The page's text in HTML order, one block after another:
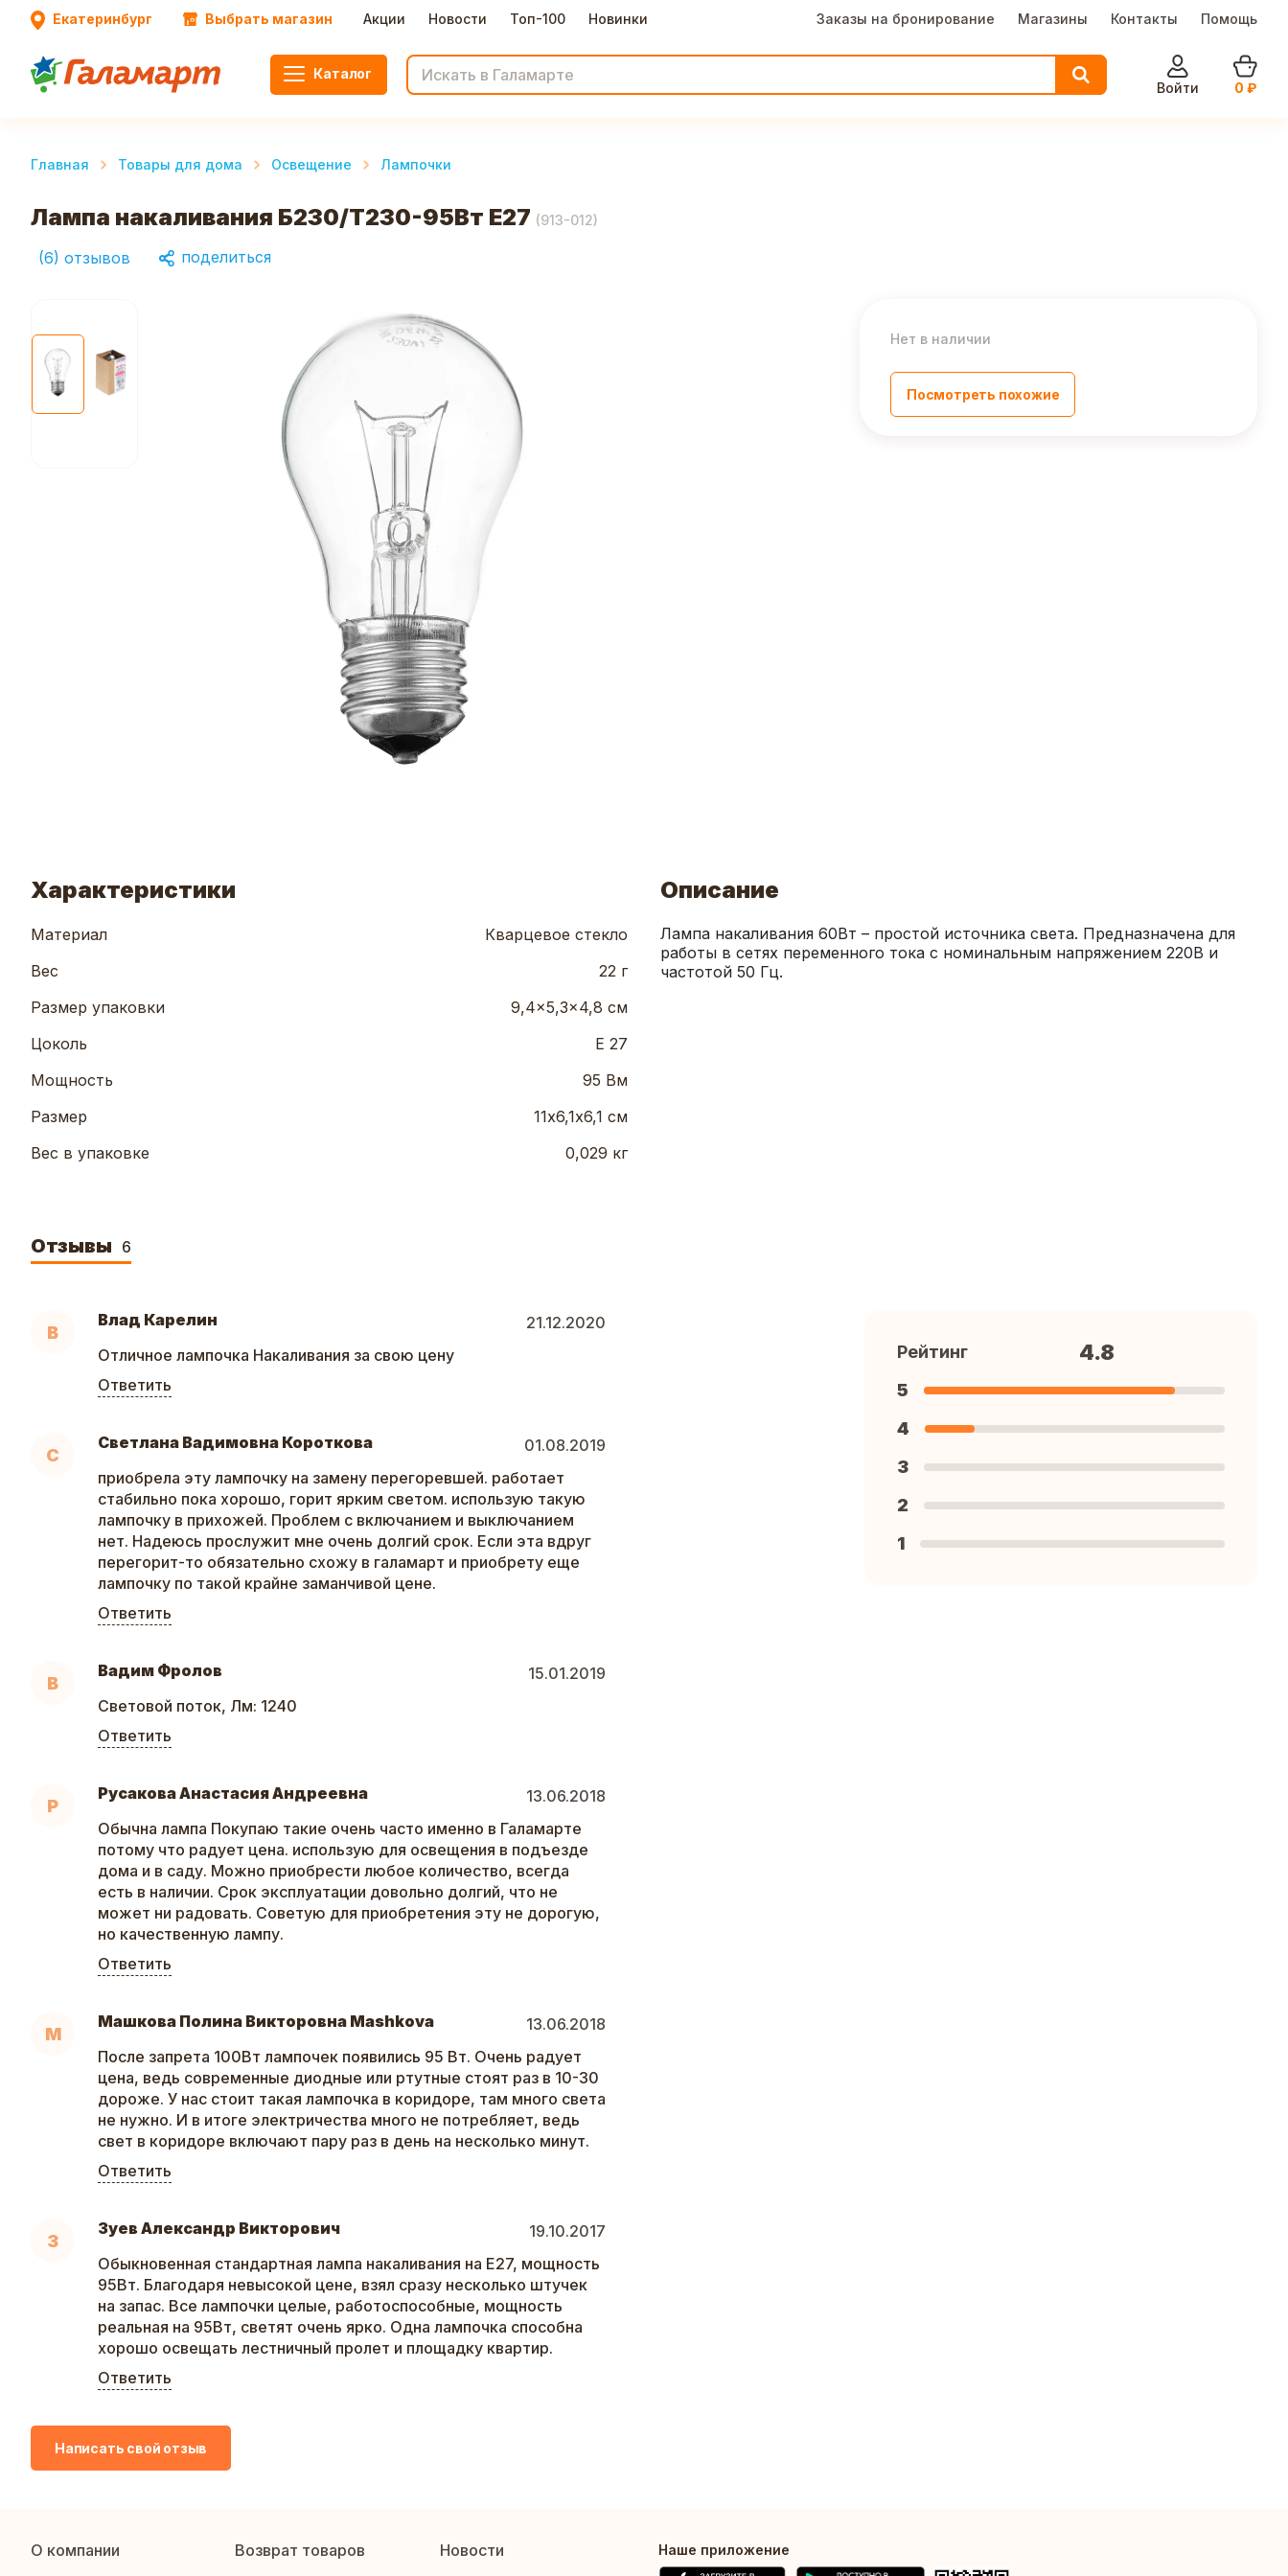
Екатеринбург Выбрать магазин Акции Новости Топ-100 Новинки Заказы на бронирование Магазины Контакты Помощь
Каталог
Войти
0 ₽
Главная Товары для дома Освещение Лампочки
Лампа накаливания Б230/Т230-95Вт Е27 (913-012)
(6) отзывов поделиться
Нет в наличии
Посмотреть похожие
Характеристики
Материал
Кварцевое стекло
Вес
22 г
Размер упаковки
9,4x5,3x4,8 см
Цоколь
Е 27
Мощность
95 Вм
Размер
11х6,1х6,1 см
Вес в упаковке
0,029 кг
Описание
Лампа накаливания 60Вт – простой источника света. Предназначена для
работы в сетях переменного тока с номинальным напряжением 220В и
частотой 50 Гц.
Отзывы 6
В
Влад Карелин
21.12.2020
Отличное лампочка Накаливания за свою цену
Ответить
С
Светлана Вадимовна Короткова
01.08.2019
приобрела эту лампочку на замену перегоревшей. работает
стабильно пока хорошо, горит ярким светом. использую такую
лампочку в прихожей. Проблем с включанием и выключанием
нет. Надеюсь прослужит мне очень долгий срок. Если эта вдруг
перегорит-то обязательно схожу в галамарт и приобрету еще
лампочку по такой крайне заманчивой цене.
Ответить
В
Вадим Фролов
15.01.2019
Световой поток, Лм: 1240
Ответить
Р
Русакова Анастасия Андреевна
13.06.2018
Обычна лампа Покупаю такие очень часто именно в Галамарте
потому что радует цена. использую для освещения в подъезде
дома и в саду. Можно приобрести любое количество, всегда
есть в наличии. Срок эксплуатации довольно долгий, что не
может ни радовать. Советую для приобретения эту не дорогую,
но качественную лампу.
Ответить
М
Машкова Полина Викторовна Mashkova
13.06.2018
После запрета 100Вт лампочек появились 95 Вт. Очень радует
цена, ведь современные диодные или ртутные стоят раз в 10-30
дороже. У нас стоит такая лампочка в коридоре, там много света
не нужно. И в итоге электричества много не потребляет, ведь
свет в коридоре включают пару раз в день на несколько минут.
Ответить
З
Зуев Александр Викторович
19.10.2017
Обыкновенная стандартная лампа накаливания на Е27, мощность
95Вт. Благодаря невысокой цене, взял сразу несколько штучек
на запас. Все лампочки целые, работоспособные, мощность
реальная на 95Вт, светят очень ярко. Одна лампочка способна
хорошо освещать лестничный пролет и площадку квартир.
Ответить
Рейтинг 4.8
5
4
3
2
1
Написать свой отзыв
О компании Возврат товаров Новости Наше приложение